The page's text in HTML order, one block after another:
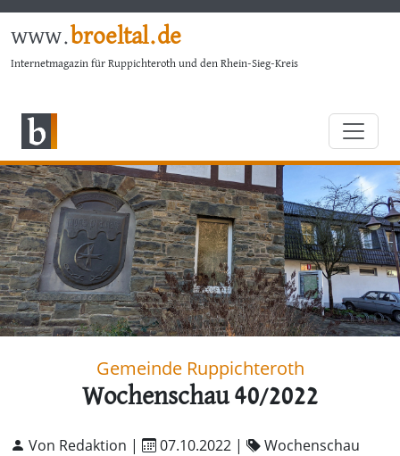
www.broeltal.de
Internetmagazin für Ruppichteroth und den Rhein-Sieg-Kreis
Gemeinde Ruppichteroth
Wochenschau 40/2022
Von Redaktion | 07.10.2022 | Wochenschau